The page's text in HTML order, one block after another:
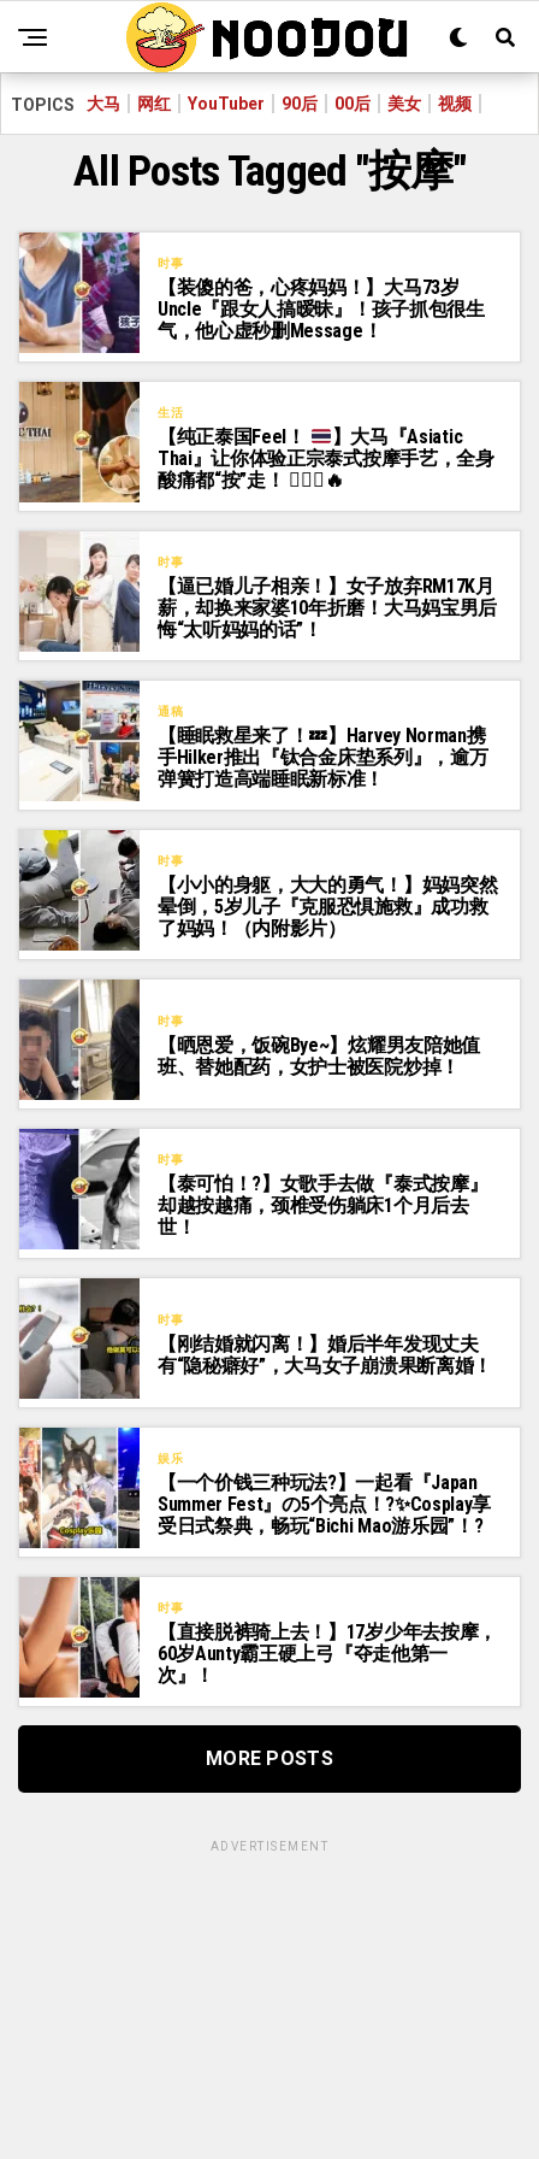
TOPICS 大马 网红 YouTuber 90后 00后 美女 视频
All Posts Tagged "按摩"
时事
【装傻的爸，心疼妈妈！】大马73岁
Uncle『跟女人搞暧昧』！孩子抓包很生
气，他心虚秒删Message！
生活
【纯正泰国Feel！
】大马『Asiatic
Thai』让你体验正宗泰式按摩手艺，全身
酸痛都“按”走！ 💆🏻 🔥
时事
【逼已婚儿子相亲！】女子放弃RM17K月
薪，却换来家婆10年折磨！大马妈宝男后
悔“太听妈妈的话”！
通稿
【睡眠救星来了！💤】Harvey Norman携
手Hilker推出『钛合金床垫系列』，逾万
弹簧打造高端睡眠新标准！
时事
【小小的身躯，大大的勇气！】妈妈突然
晕倒，5岁儿子『克服恐惧施救』成功救
了妈妈！（内附影片）
时事
【晒恩爱，饭碗Bye~】炫耀男友陪她值
班、替她配药，女护士被医院炒掉！
时事
【泰可怕！?】女歌手去做『泰式按摩』
却越按越痛，颈椎受伤躺床1个月后去
世！
时事
【刚结婚就闪离！】婚后半年发现丈夫
有“隐秘癖好”，大马女子崩溃果断离婚！
娱乐
【一个价钱三种玩法?】一起看『Japan
Summer Fest』の5个亮点！?✨Cosplay享
受日式祭典，畅玩“Bichi Mao游乐园”！?
时事
【直接脱裤骑上去！】17岁少年去按摩，
60岁Aunty霸王硬上弓『夺走他第一
次』！
MORE POSTS
ADVERTISEMENT